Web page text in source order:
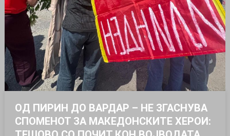
ОД ПИРИН ДО ВАРДАР – НЕ ЗГАСНУВА
СПОМЕНОТ ЗА МАКЕДОНСКИТЕ ХЕРОИ: